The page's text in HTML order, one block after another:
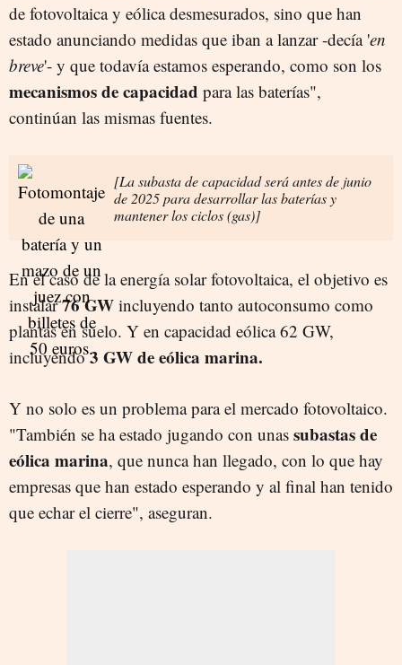
de fotovoltaica y eólica desmesurados, sino que han
estado anunciando medidas que iban a lanzar -decía 'en
breve'- y que todavía estamos esperando, como son los
mecanismos de capacidad para las baterías",
continúan las mismas fuentes.
[La subasta de capacidad será antes de junio
de 2025 para desarrollar las baterías y
mantener los ciclos (gas)]
En el caso de la energía solar fotovoltaica, el objetivo es
instalar76 GW incluyendo tanto autoconsumo como
plantas en suelo. Y en capacidad eólica 62 GW,
incluyendo3 GW de eólica marina.
Y no solo es un problema para el mercado fotovoltaico.
"También se ha estado jugando con unas subastas de
eólica marina, que nunca han llegado, con lo que hay
empresas que han estado esperando y al final han tenido
que echar el cierre", aseguran.